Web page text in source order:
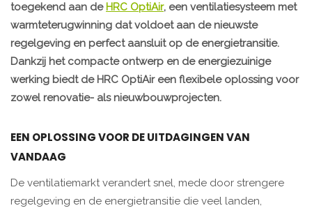
toegekend aan de HRC OptiAir, een ventilatiesysteem met
warmteterugwinning dat voldoet aan de nieuwste
regelgeving en perfect aansluit op de energietransitie.
Dankzij het compacte ontwerp en de energiezuinige
werking biedt de HRC OptiAir een flexibele oplossing voor
zowel renovatie- als nieuwbouwprojecten.
EEN OPLOSSING VOOR DE UITDAGINGEN VAN
VANDAAG
De ventilatiemarkt verandert snel, mede door strengere
regelgeving en de energietransitie die veel landen,